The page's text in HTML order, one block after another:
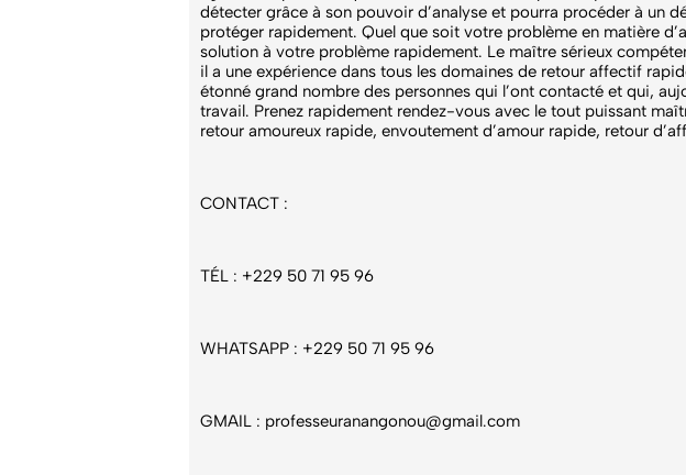
détecter grâce à son pouvoir d’analyse et pourra procéder à un
protéger rapidement. Quel que soit votre problème en matière
solution à votre problème rapidement. Le maître sérieux
il a une expérience dans tous les domaines de retour affectif
étonné grand nombre des personnes qui l’ont contacté et qui,
travail. Prenez rapidement rendez-vous avec le tout puissant
retour amoureux rapide, envoutement d’amour rapide, retour
CONTACT :
TÉL : +229 50 71 95 96
WHATSAPP : +229 50 71 95 96
GMAIL : professeuranangonou@gmail.com